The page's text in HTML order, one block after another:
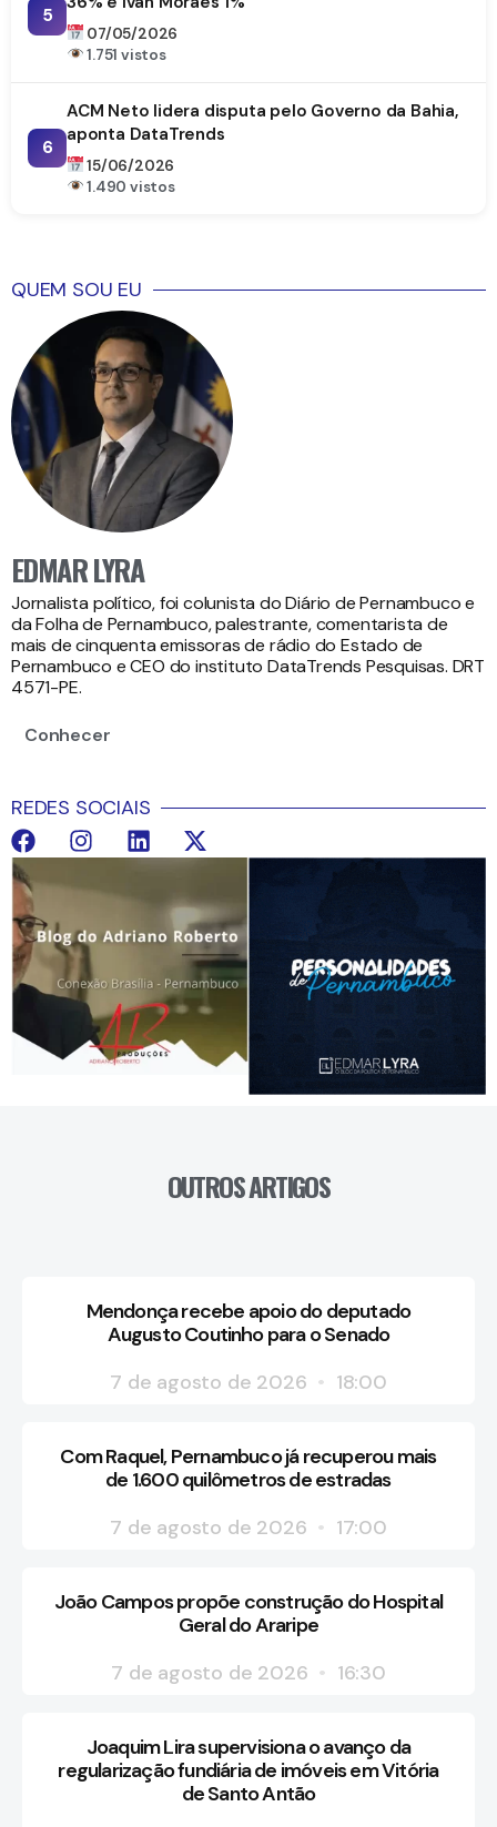
5
07/05/2026
1.751 vistos
6
ACM Neto lidera disputa pelo Governo da Bahia,
aponta DataTrends
15/06/2026
1.490 vistos
QUEM SOU EU
EDMAR LYRA
Jornalista político, foi colunista do Diário de Pernambuco e
da Folha de Pernambuco, palestrante, comentarista de
mais de cinquenta emissoras de rádio do Estado de
Pernambuco e CEO do instituto DataTrends Pesquisas. DRT
4571-PE.
Conhecer
REDES SOCIAIS
OUTROS ARTIGOS
Mendonça recebe apoio do deputado
Augusto Coutinho para o Senado
7 de agosto de 2026
18:00
Com Raquel, Pernambuco já recuperou mais
de 1.600 quilômetros de estradas
7 de agosto de 2026
17:00
João Campos propõe construção do Hospital
Geral do Araripe
7 de agosto de 2026
16:30
Joaquim Lira supervisiona o avanço da
regularização fundiária de imóveis em Vitória
de Santo Antão